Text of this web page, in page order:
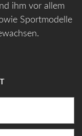
ihm vor allem
Sportmodelle